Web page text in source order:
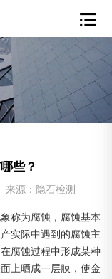
些？
来源：隐石检测
称为腐蚀，腐蚀基本
实际中遇到的腐蚀主
腐蚀过程中形成某种
上晒成一层膜，使金